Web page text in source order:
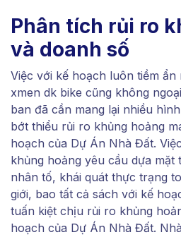
Phân tích rủi ro
và doanh số
Việc với kế hoạch luôn tiềm
xmen dk bike cũng không
ban đã cần mang lại nhiều
bớt thiểu rủi ro khủng hoảng
hoạch của Dự Án Nhà Đất.
khủng hoảng yêu cầu dựa mặt
nhân tố, khái quát thực trạng
giới, bao tất cả sách với kế
tuấn kiệt chịu rủi ro khủng
hoạch của Dự Án Nhà Đất.